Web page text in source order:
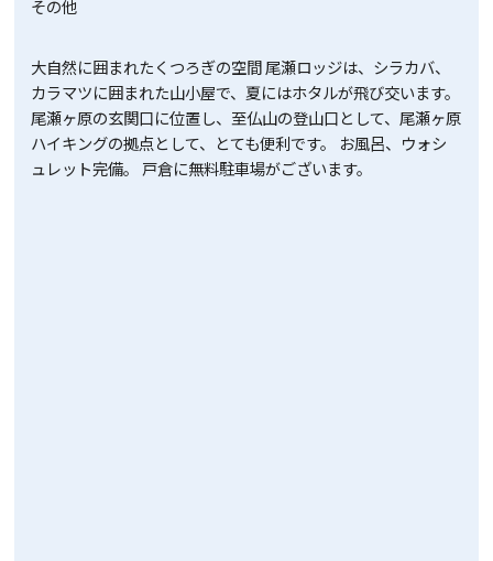
その他
大自然に囲まれたくつろぎの空間 尾瀬ロッジは、シラカバ、
カラマツに囲まれた山小屋で、夏にはホタルが飛び交います。
尾瀬ヶ原の玄関口に位置し、至仏山の登山口として、尾瀬ヶ原
ハイキングの拠点として、とても便利です。 お風呂、ウォシ
ュレット完備。 戸倉に無料駐車場がございます。